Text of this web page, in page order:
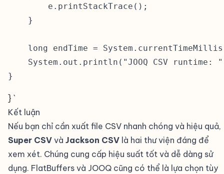
        e.printStackTrace();
    }
long endTime =
System.out.println("JOOQ CSV runtime:
} `
Kết luận
Nếu bạn chỉ cần xuất file CSV nhanh chóng và hiệu quả,
Super CSV và Jackson CSV là hai thư viện đáng để
xem xét. Chúng cung cấp hiệu suất tốt và dễ dàng sử
dụng. FlatBuffers và JOOQ cũng có thể là lựa chọn tùy